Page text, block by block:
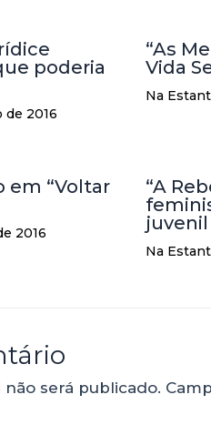
poderia
de 2016
“As
Vida
Na
em “Voltar
2016
“A
juvenil
Na
será publicado.